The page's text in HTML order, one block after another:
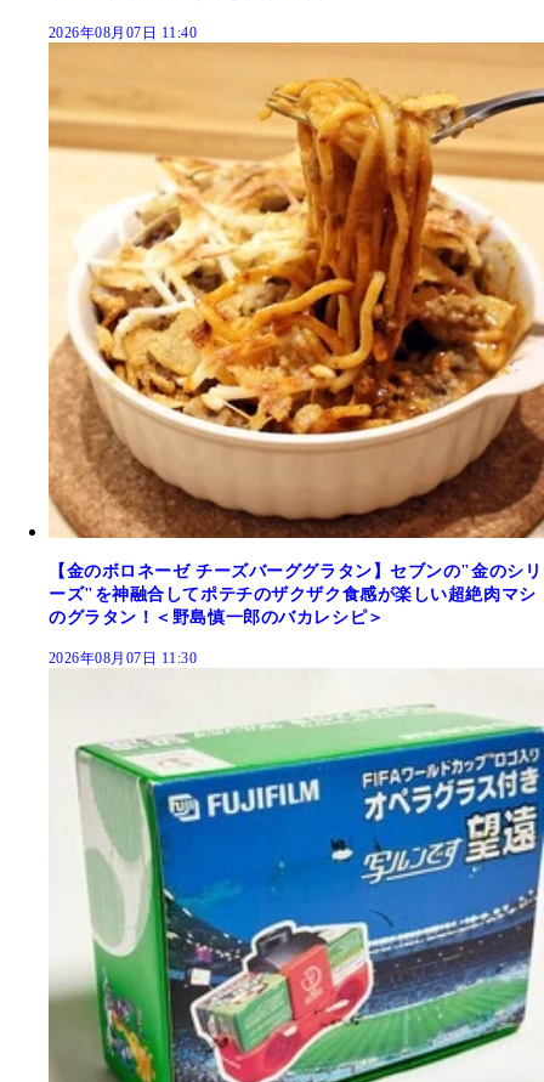
2026年08月07日 11:40
【金のボロネーゼ チーズバーググラタン】セブンの"金のシリ
ーズ"を神融合してポテチのザクザク食感が楽しい超絶肉マシ
のグラタン！＜野島慎一郎のバカレシピ＞
2026年08月07日 11:30